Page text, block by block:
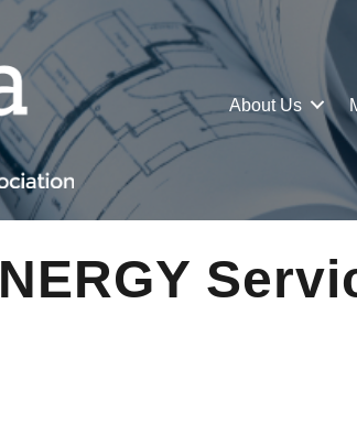
About Us